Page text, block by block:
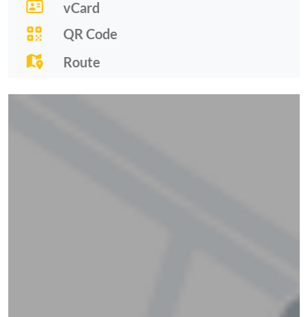
vCard
QR Code
Route